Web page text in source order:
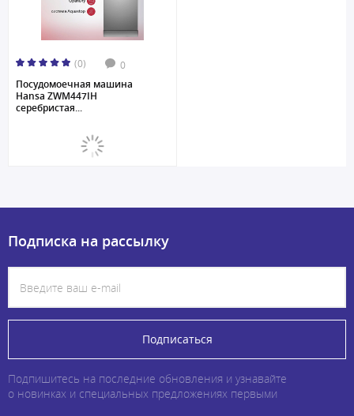
(0) 0
Посудомоечная машина
Hansa ZWM447IH
серебристая...
Подписка на рассылку
Подписаться
Подпишитесь на последние обновления и узнавайте
о новинках и специальных предложениях первыми